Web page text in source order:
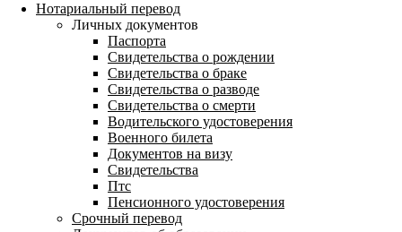
Нотариальный перевод
Личных документов
Паспорта
Свидетельства о рождении
Свидетельства о браке
Свидетельства о разводе
Свидетельства о смерти
Водительского удостоверения
Военного билета
Документов на визу
Свидетельства
Птс
Пенсионного удостоверения
Срочный перевод